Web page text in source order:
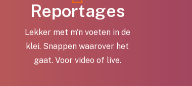
Reportages
Lekker met m'n voeten in de
klei. Snappen waarover het
gaat. Voor video of live.